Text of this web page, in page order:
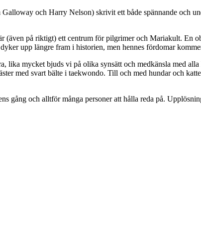
och Harry Nelson) skrivit ett både spännande och
(även på riktigt) ett centrum för pilgrimer och Mariakult. En
upp längre fram i historien, men hennes fördomar
lika mycket bjuds vi på olika synsätt och medkänsla med
med svart bälte i taekwondo. Till och med hundar och
gång och alltför många personer att hålla reda på.